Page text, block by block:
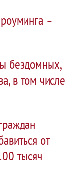
–
бездомных,
в том числе
от
тысяч